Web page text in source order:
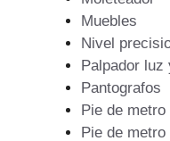
Muebles
Nivel
Palpador luz
Pantografos
Pie de metro
Pie de